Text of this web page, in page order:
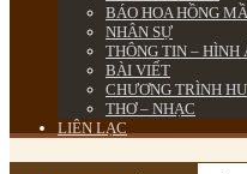
BÁO HOA HỒNG
NHÂN SỰ
THÔNG TIN – HÌNH
BÀI VIẾT
CHƯƠNG TRÌNH
THƠ – NHẠC
LIÊN LẠC